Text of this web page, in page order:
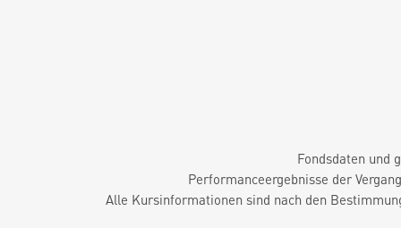
Fondsdaten und
Performanceergebnisse der
Alle Kursinformationen sind nach den